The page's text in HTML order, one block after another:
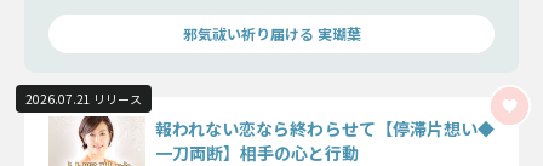
邪気祓い祈り届ける 実瑚葉
2026.07.21 リリース
報われない恋なら終わらせて【停滞片想い◆
一刀両断】相手の心と行動